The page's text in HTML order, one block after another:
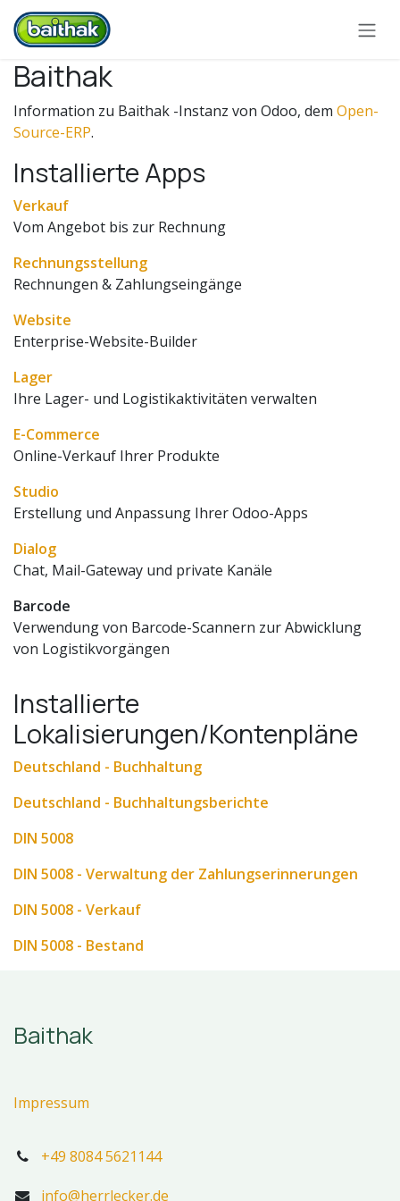
Zum Inhalt springen
Baithak
Information zu Baithak -Instanz von Odoo, dem Open-
Source-ERP.
Installierte Apps
Verkauf
Vom Angebot bis zur Rechnung
Rechnungsstellung
Rechnungen & Zahlungseingänge
Website
Enterprise-Website-Builder
Lager
Ihre Lager- und Logistikaktivitäten verwalten
E-Commerce
Online-Verkauf Ihrer Produkte
Studio
Erstellung und Anpassung Ihrer Odoo-Apps
Dialog
Chat, Mail-Gateway und private Kanäle
Barcode
Verwendung von Barcode-Scannern zur Abwicklung
von Logistikvorgängen
Installierte
Lokalisierungen/Kontenpläne
Deutschland - Buchhaltung
Deutschland - Buchhaltungsberichte
DIN 5008
DIN 5008 - Verwaltung der Zahlungserinnerungen
DIN 5008 - Verkauf
DIN 5008 - Bestand
Baithak
Impressum
+49 8084 5621144
info@herrlecker.de